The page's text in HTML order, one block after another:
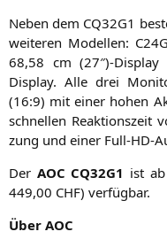
Neben dem CQ32G1
wei­te­ren Model­len:
68,58 cm (27″)-Display
Display. Alle drei
(16:9) mit einer hohen
schnel­len Reak­ti­ons­zeit
zung und einer Full-HD-
Der AOC CQ32G1 ist
449,00 CHF) verfügbar.
Über AOC